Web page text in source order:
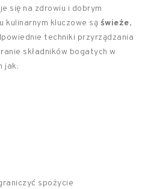
się na zdrowiu i dobrym
kulinarnym kluczowe są świeże,
techniki przyrządzania
składników bogatych w
jak:
spożycie